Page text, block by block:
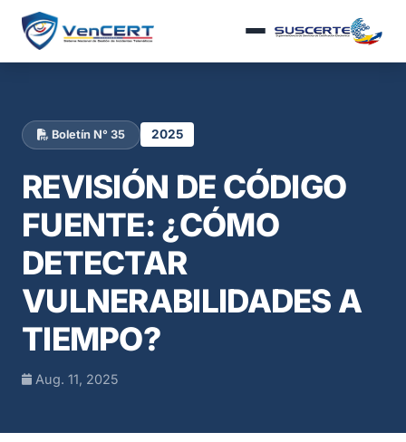
Boletín N° 35 2025
REVISIÓN DE CÓDIGO
FUENTE: ¿CÓMO
DETECTAR
VULNERABILIDADES A
TIEMPO?
Aug. 11, 2025